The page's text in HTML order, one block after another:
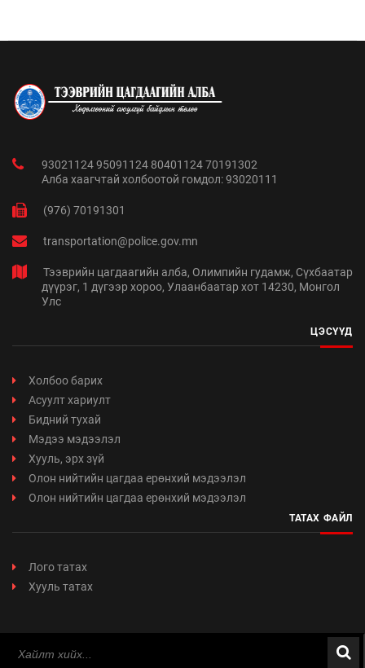
93021124 95091124 80401124 70191302
Алба хаагчтай холбоотой гомдол: 93020111
(976) 70191301
transportation@police.gov.mn
Тээврийн цагдаагийн алба, Олимпийн гудамж, Сүхбаатар
дүүрэг, 1 дүгээр хороо, Улаанбаатар хот 14230, Монгол
Улс
ЦЭСҮҮД
Холбоо барих
Асуулт хариулт
Бидний тухай
Мэдээ мэдээлэл
Хууль, эрх зүй
Олон нийтийн цагдаа ерөнхий мэдээлэл
Олон нийтийн цагдаа ерөнхий мэдээлэл
ТАТАХ ФАЙЛ
Лого татах
Хууль татах